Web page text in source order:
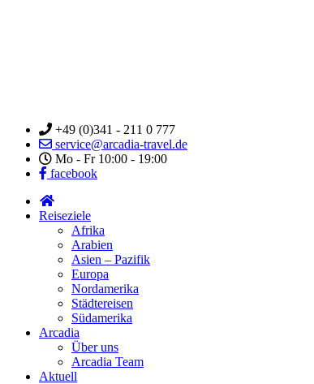
+49 (0)341 - 211 0 777
service@arcadia-travel.de
Mo - Fr 10:00 - 19:00
facebook
Reiseziele
Afrika
Arabien
Asien – Pazifik
Europa
Nordamerika
Städtereisen
Südamerika
Arcadia
Über uns
Arcadia Team
Aktuell